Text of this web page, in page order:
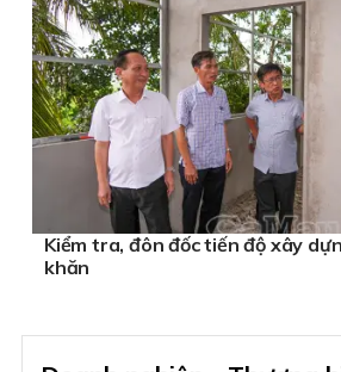
Kiểm tra, đôn đốc tiến độ xây
khăn